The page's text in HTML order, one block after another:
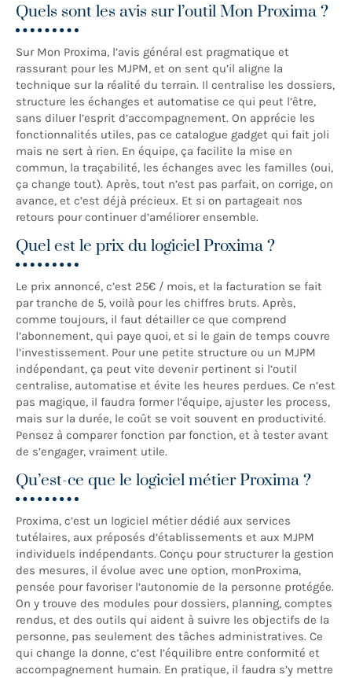
Quels sont les avis sur l’outil Mon Proxima ?
Sur Mon Proxima, l’avis général est pragmatique et
rassurant pour les MJPM, et on sent qu’il aligne la
technique sur la réalité du terrain. Il centralise les dossiers,
structure les échanges et automatise ce qui peut l’être,
sans diluer l’esprit d’accompagnement. On apprécie les
fonctionnalités utiles, pas ce catalogue gadget qui fait joli
mais ne sert à rien. En équipe, ça facilite la mise en
commun, la traçabilité, les échanges avec les familles (oui,
ça change tout). Après, tout n’est pas parfait, on corrige, on
avance, et c’est déjà précieux. Et si on partageait nos
retours pour continuer d’améliorer ensemble.
Quel est le prix du logiciel Proxima ?
Le prix annoncé, c’est 25€ / mois, et la facturation se fait
par tranche de 5, voilà pour les chiffres bruts. Après,
comme toujours, il faut détailler ce que comprend
l’abonnement, qui paye quoi, et si le gain de temps couvre
l’investissement. Pour une petite structure ou un MJPM
indépendant, ça peut vite devenir pertinent si l’outil
centralise, automatise et évite les heures perdues. Ce n’est
pas magique, il faudra former l’équipe, ajuster les process,
mais sur la durée, le coût se voit souvent en productivité.
Pensez à comparer fonction par fonction, et à tester avant
de s’engager, vraiment utile.
Qu’est-ce que le logiciel métier Proxima ?
Proxima, c’est un logiciel métier dédié aux services
tutélaires, aux préposés d’établissements et aux MJPM
individuels indépendants. Conçu pour structurer la gestion
des mesures, il évolue avec une option, monProxima,
pensée pour favoriser l’autonomie de la personne protégée.
On y trouve des modules pour dossiers, planning, comptes
rendus, et des outils qui aident à suivre les objectifs de la
personne, pas seulement des tâches administratives. Ce
qui change la donne, c’est l’équilibre entre conformité et
accompagnement humain. En pratique, il faudra s’y mettre